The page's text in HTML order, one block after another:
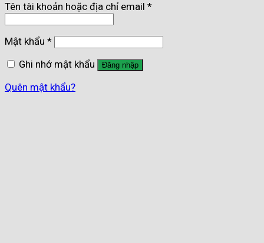
Tên tài khoản hoặc địa chỉ email *
Mật khẩu *
Ghi nhớ mật khẩu
Đăng nhập
Quên mật khẩu?